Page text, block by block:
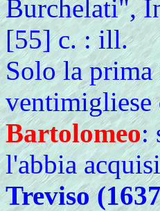
Burchelati",
[55] c. : ill.
Solo la prima
Bartolomeo:
l'abbia
Treviso